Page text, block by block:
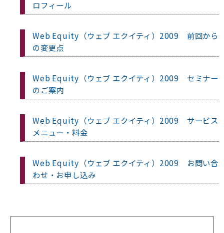
ロフィール
Web Equity（ウェブ エクイティ）2009 前回から
の変更点
Web Equity（ウェブ エクイティ）2009 セミナー
のご案内
Web Equity（ウェブ エクイティ）2009 サービス
メニュー・料金
Web Equity（ウェブ エクイティ）2009 お問い合
わせ・お申し込み